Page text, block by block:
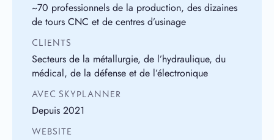
~70 professionnels de la production, des dizaines
de tours CNC et de centres d’usinage
CLIENTS
Secteurs de la métallurgie, de l’hydraulique, du
médical, de la défense et de l’électronique
AVEC SKYPLANNER
Depuis 2021
WEBSITE